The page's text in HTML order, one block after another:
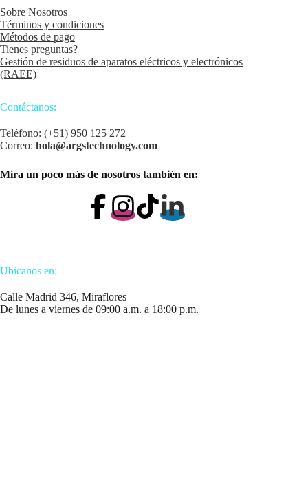
Sobre Nosotros
Términos y condiciones
Métodos de pago
Tienes preguntas?
Gestión de residuos de aparatos eléctricos y electrónicos
(RAEE)
Contáctanos:
Teléfono: (+51) 950 125 272
Correo: hola@argstechnology.com
Mira un poco más de nosotros también en:
Ubicanos en:
Calle Madrid 346, Miraflores
De lunes a viernes de 09:00 a.m. a 18:00 p.m.